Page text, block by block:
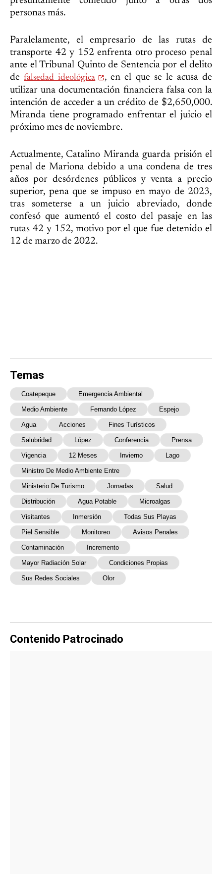
personas más.
Paralelamente, el empresario de las rutas de
transporte 42 y 152 enfrenta otro proceso penal
ante el Tribunal Quinto de Sentencia por el delito
defalsedad ideológica
, en el que se le acusa de
utilizar una documentación financiera falsa con la
intención de acceder a un crédito de $2,650,000.
Miranda tiene programado enfrentar el juicio el
próximo mes de noviembre.
Actualmente, Catalino Miranda guarda prisión el
penal de Mariona debido a una condena de tres
años por desórdenes públicos y venta a precio
superior, pena que se impuso en mayo de 2023,
tras someterse a un juicio abreviado, donde
confesó que aumentó el costo del pasaje en las
rutas 42 y 152, motivo por el que fue detenido el
12 de marzo de 2022.
Temas
Coatepeque Emergencia Ambiental
Medio Ambiente Fernando López Espejo
Agua Acciones Fines Turísticos
Salubridad López Conferencia Prensa
Vigencia 12 Meses Invierno Lago
Ministro De Medio Ambiente Entre
Ministerio De Turismo Jornadas Salud
Distribución Agua Potable Microalgas
Visitantes Inmersión Todas Sus Playas
Piel Sensible Monitoreo Avisos Penales
Contaminación Incremento
Mayor Radiación Solar Condiciones Propias
Sus Redes Sociales Olor
Contenido Patrocinado